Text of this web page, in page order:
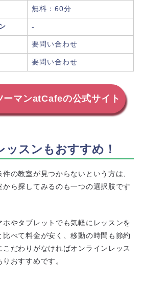
無料：60分
-
要問い合わせ
要問い合わせ
マンatCafeの公式サイト
ッスンもおすすめ！
の教室が見つからないという方は、
ら探してみるのも一つの選択肢です
やタブレットでも気軽にレッスンを
べて料金が安く、移動の時間も節約
だわりがなければオンラインレッス
おすすめです。